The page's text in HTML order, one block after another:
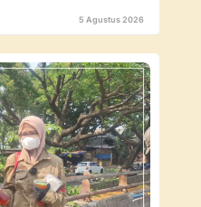
5 Agustus 2026